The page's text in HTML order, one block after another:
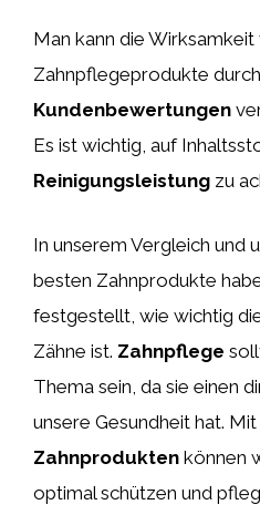
Man kann die
Zahnpflegeprodukte durch
Kundenbewertungen
Es ist wichtig, auf
Reinigungsleistung zu
In unserem Vergleich und
besten Zahnprodukte
festgestellt, wie wichtig
Zähne ist. Zahnpflege
Thema sein, da sie einen
unsere Gesundheit hat.
Zahnprodukten können
optimal schützen und